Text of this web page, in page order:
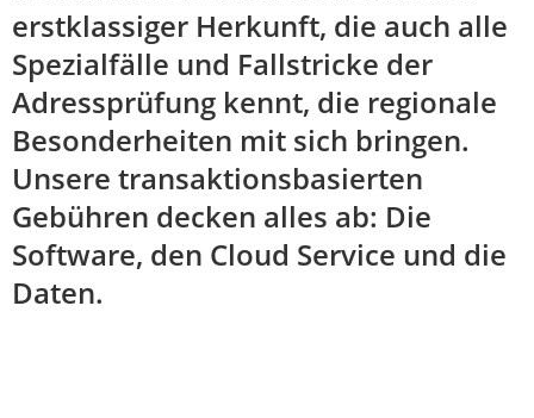
erstklassiger Herkunft, die auch alle
Spezialfälle und Fallstricke der
Adressprüfung kennt, die regionale
Besonderheiten mit sich bringen.
Unsere transaktionsbasierten
Gebühren decken alles ab: Die
Software, den Cloud Service und die
Daten.